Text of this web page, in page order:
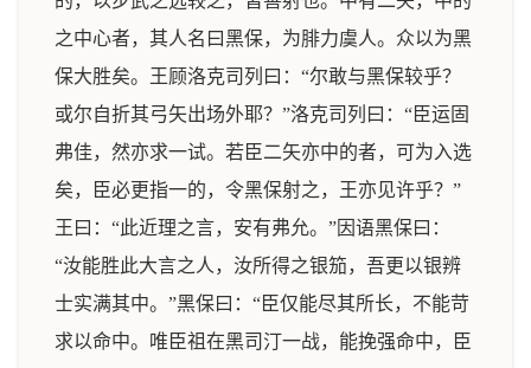
之中心者，其人名曰黑保，为腓力虞人。众以为黑
保大胜矣。王顾洛克司列曰：“尔敢与黑保较乎？
或尔自折其弓矢出场外耶？”洛克司列曰：“臣运固
弗佳，然亦求一试。若臣二矢亦中的者，可为入选
矣，臣必更指一的，令黑保射之，王亦见许乎？”
王曰：“此近理之言，安有弗允。”因语黑保曰：
“汝能胜此大言之人，汝所得之银笳，吾更以银辨
士实满其中。”黑保曰：“臣仅能尽其所长，不能苛
求以命中。唯臣祖在黑司汀一战，能挽强命中，臣